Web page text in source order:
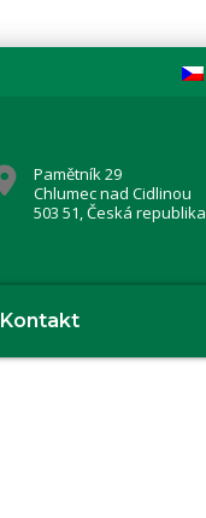
Pamětník 29
Chlumec nad Cidlinou
503 51, Česká republika
Kontakt